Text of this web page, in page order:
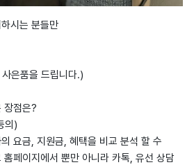
시는 분들만
은품을 드립니다.)
장점은?
의)
요금, 지원금, 혜택을 비교 분석 할 수
홈페이지에서 뿐만 아니라 카톡, 유선 상담